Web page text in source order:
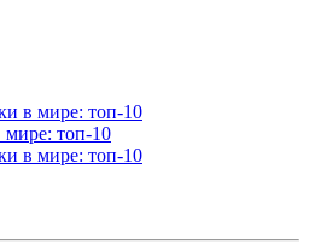
в мире: топ-10
топ-10
в мире: топ-10